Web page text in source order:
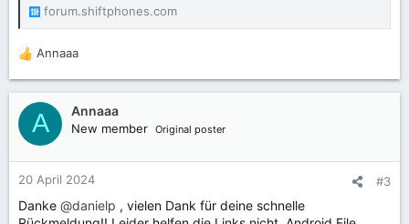
forum.shiftphones.com
R
e
a
k
t
o
n
n
Annaaa
A Annaaa
New member Original poster
20 April 2024 #3
Danke @danielp , vielen Dank für deine schnelle